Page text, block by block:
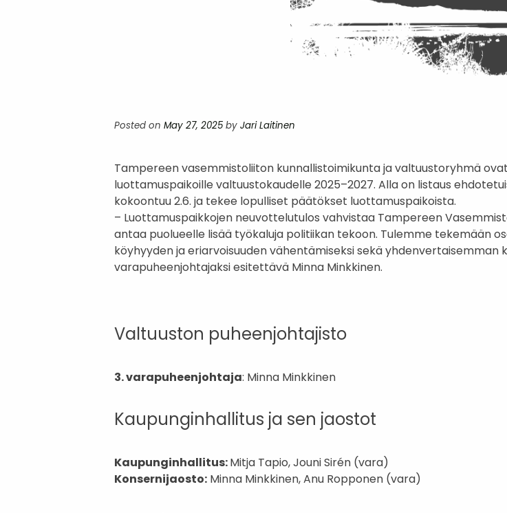
Posted onMay 27, 2025 byJari Laitinen
Tampereen vasemmistoliiton kunnallistoimikunta ja valtuustoryhmä
luottamuspaikoille valtuustokaudelle 2025–2027. Alla on listaus
kokoontuu 2.6. ja tekee lopulliset päätökset luottamuspaikoista.
– Luottamuspaikkojen neuvottelutulos vahvistaa Tampereen
antaa puolueelle lisää työkaluja politiikan tekoon. Tulemme tekemään
köyhyyden ja eriarvoisuuden vähentämiseksi sekä yhdenvertaisemman
varapuheenjohtajaksi esitettävä Minna Minkkinen.
Valtuuston puheenjohtajisto
3. varapuheenjohtaja: Minna Minkkinen
Kaupunginhallitus ja sen jaostot
Kaupunginhallitus: Mitja Tapio, Jouni Sirén (vara)
Konsernijaosto: Minna Minkkinen, Anu Ropponen (vara)